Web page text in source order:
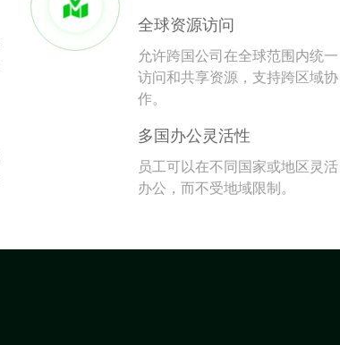
全球资源访问
允许跨国公司在全球范围内统一
访问和共享资源，支持跨区域协
作。
多国办公灵活性
员工可以在不同国家或地区灵活
办公，而不受地域限制。